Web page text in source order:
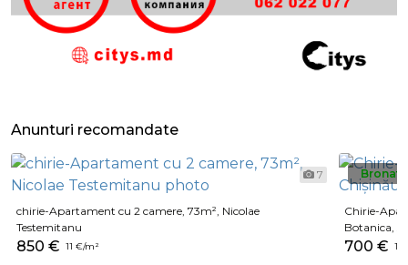
Anunturi recomandate
7
chirie-Apartament cu 2 camere, 73m², Nicolae
Testemitanu
850 € 11 €/m²
Bronat
Chirie-
Botanica,
700 € 12